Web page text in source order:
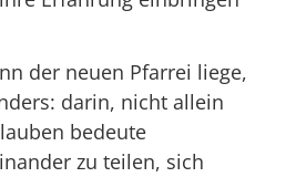
der neuen Pfarrei liege,
darin, nicht allein
bedeute
zu teilen, sich